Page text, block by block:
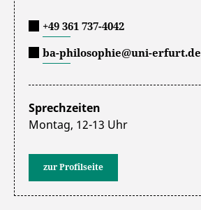
+49 361 737-4042
ba-philosophie@uni-erfurt.de
Sprechzeiten
Montag, 12-13 Uhr
zur Profilseite